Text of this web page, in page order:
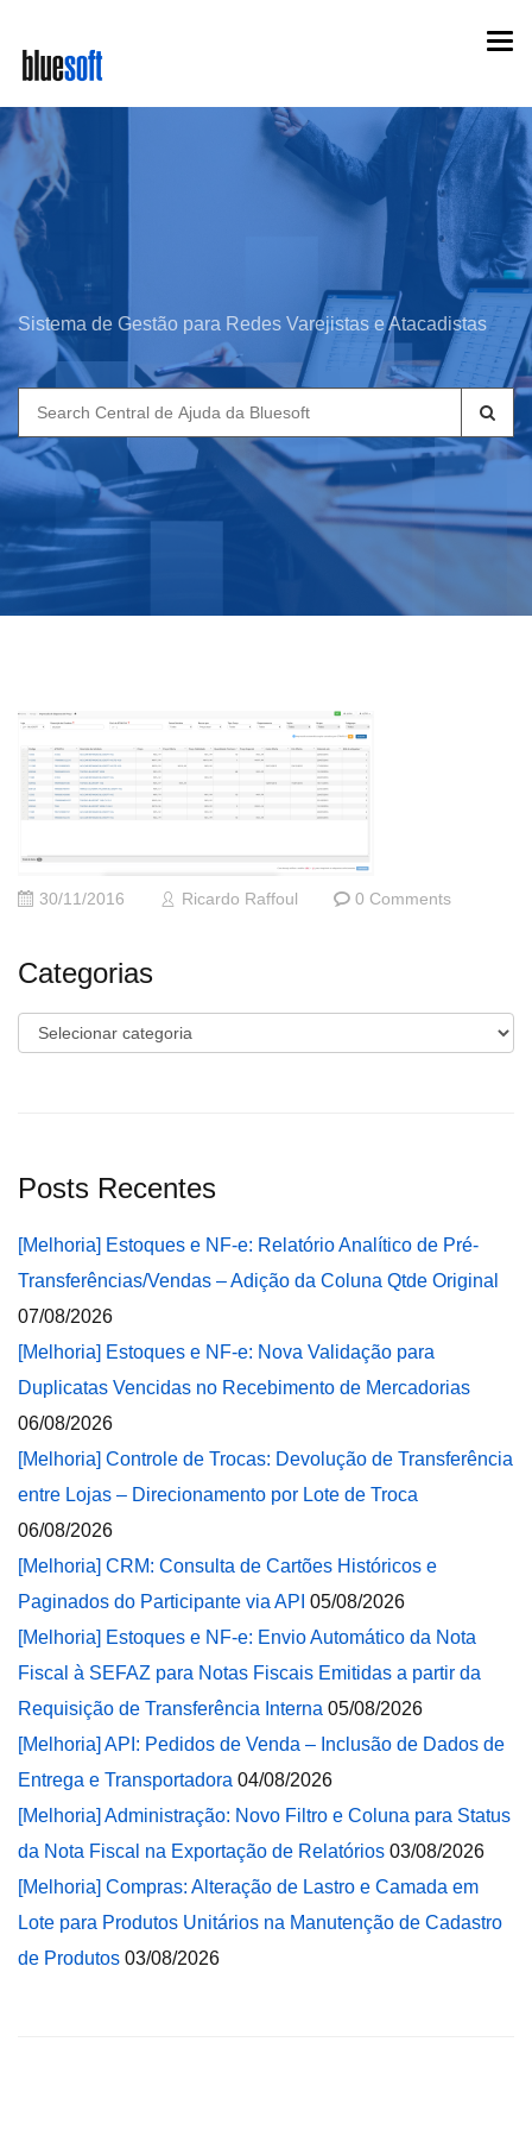
main
content
Sistema de Gestão para Redes Varejistas e Atacadistas
Search
for:
30/11/2016 Ricardo Raffoul 0 Comments
Categorias
Categorias
Posts Recentes
[Melhoria] Estoques e NF-e: Relatório Analítico de Pré-
Transferências/Vendas – Adição da Coluna Qtde Original
07/08/2026
[Melhoria] Estoques e NF-e: Nova Validação para
Duplicatas Vencidas no Recebimento de Mercadorias
06/08/2026
[Melhoria] Controle de Trocas: Devolução de Transferência
entre Lojas – Direcionamento por Lote de Troca
06/08/2026
[Melhoria] CRM: Consulta de Cartões Históricos e
Paginados do Participante via API 05/08/2026
[Melhoria] Estoques e NF-e: Envio Automático da Nota
Fiscal à SEFAZ para Notas Fiscais Emitidas a partir da
Requisição de Transferência Interna 05/08/2026
[Melhoria] API: Pedidos de Venda – Inclusão de Dados de
Entrega e Transportadora 04/08/2026
[Melhoria] Administração: Novo Filtro e Coluna para Status
da Nota Fiscal na Exportação de Relatórios 03/08/2026
[Melhoria] Compras: Alteração de Lastro e Camada em
Lote para Produtos Unitários na Manutenção de Cadastro
de Produtos 03/08/2026